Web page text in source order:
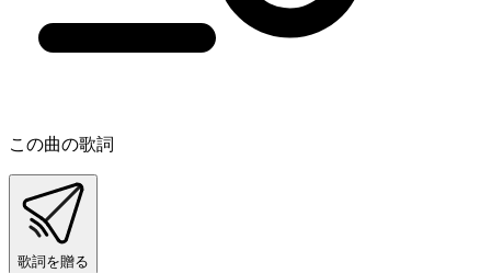
この曲の歌詞
歌詞を贈る